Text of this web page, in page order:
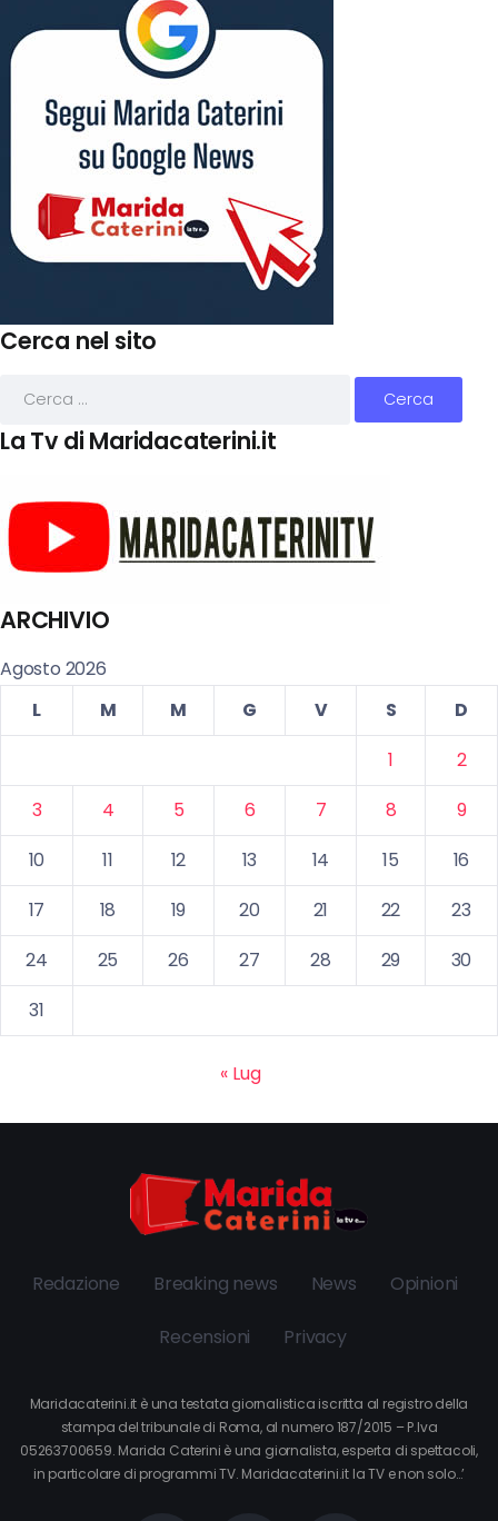
Cerca nel sito
La Tv di Maridacaterini.it
ARCHIVIO
Agosto 2026
L
M M G V S
D
1
2
3
4 5 6 7 8
9
10
11 12 13 14 15
16
17
18 19 20 21 22
23
24
25 26 27 28 29
30
31
« Lug
Redazione Breaking news News Opinioni
Recensioni Privacy
Maridacaterini.it è una testata giornalistica iscritta al registro della
stampa del tribunale di Roma, al numero 187/2015 – P.Iva
05263700659. Marida Caterini è una giornalista, esperta di spettacoli,
in particolare di programmi TV. Maridacaterini.it la TV e non solo…’